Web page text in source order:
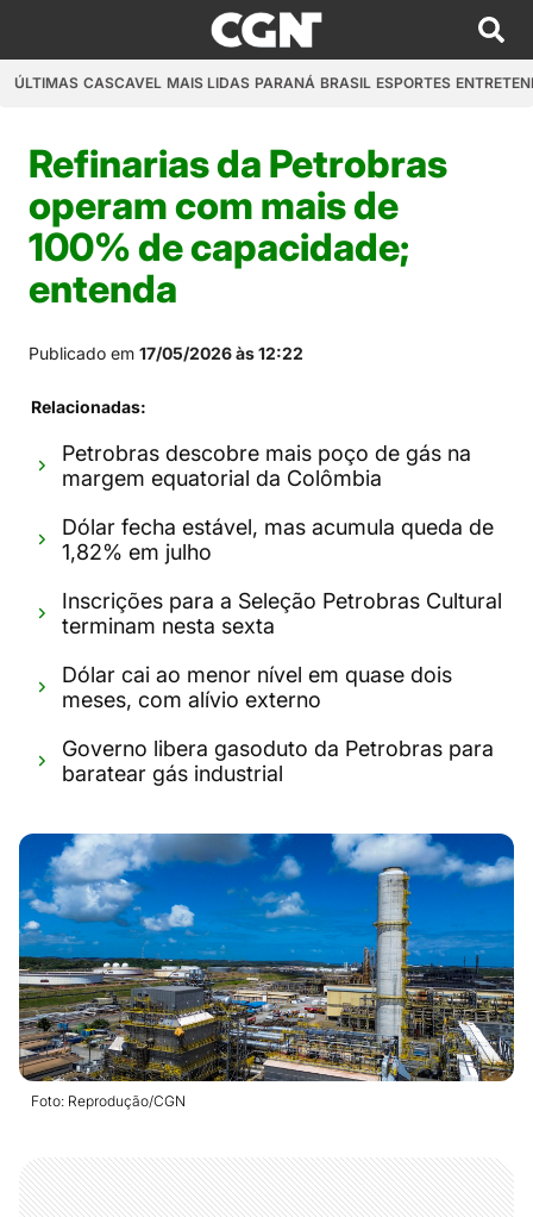
ÚLTIMAS CASCAVEL MAIS LIDAS PARANÁ BRASIL ESPORTES
Refinarias da Petrobras
operam com mais de
100% de capacidade;
entenda
Publicado em 17/05/2026 às 12:22
Relacionadas:
Petrobras descobre mais poço de gás na
margem equatorial da Colômbia
Dólar fecha estável, mas acumula queda de
1,82% em julho
Inscrições para a Seleção Petrobras Cultural
terminam nesta sexta
Dólar cai ao menor nível em quase dois
meses, com alívio externo
Governo libera gasoduto da Petrobras para
baratear gás industrial
Foto: Reprodução/CGN